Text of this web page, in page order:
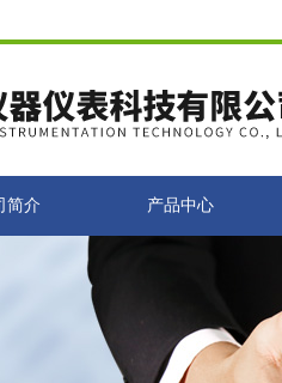
简介 产品中心